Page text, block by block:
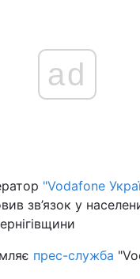
ad
"Vodafone
зв’язок у
прес-служба